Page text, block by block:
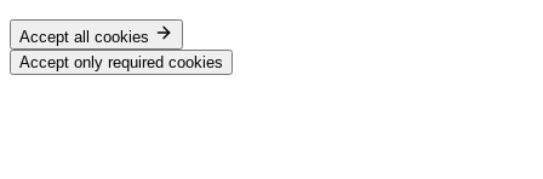
Accept all cookies
Accept only required cookies